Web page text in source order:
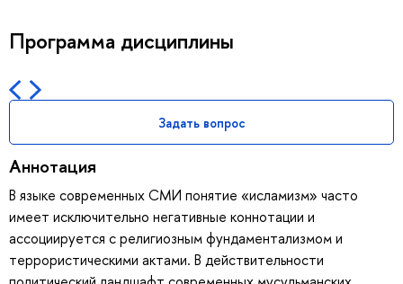
Программа дисциплины
Задать вопрос
Аннотация
В языке современных СМИ понятие «исламизм» часто
имеет исключительно негативные коннотации и
ассоциируется с религиозным фундаментализмом и
террористическими актами. В действительности